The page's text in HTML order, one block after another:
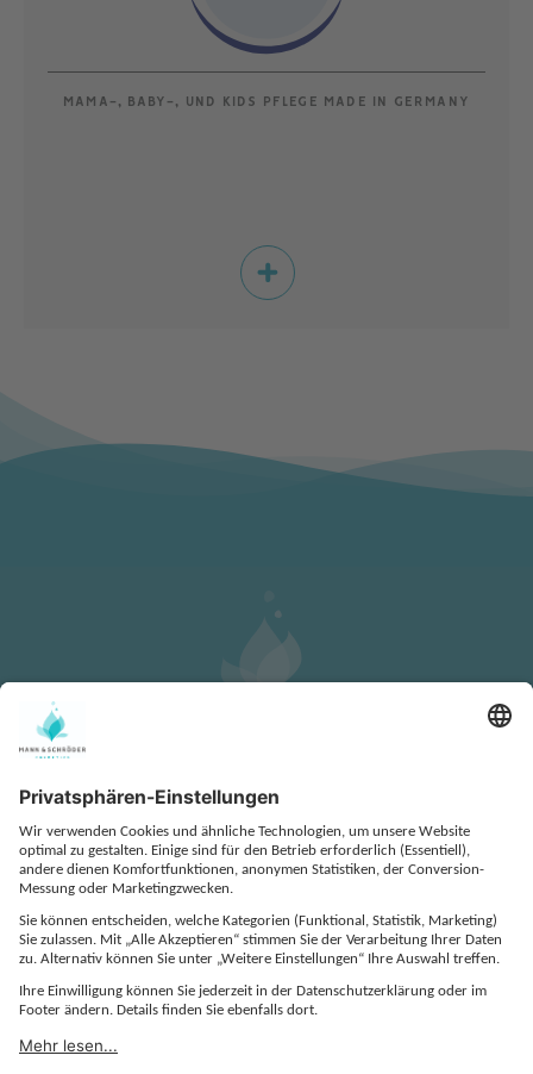
MAMA-, BABY-, UND KIDS PFLEGE MADE IN GERMANY
KONTAKT
DATENSCHUTZ
IMPRESSUM
COOKIE-EINSTELLUNGEN
AGB